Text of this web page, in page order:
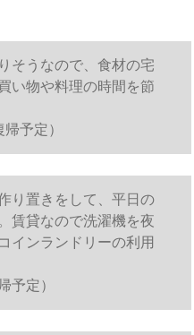
そうなので、食材の宅
い物や料理の時間を節
予定）
り置きをして、平日の
賃貸なので洗濯機を夜
インランドリーの利用
予定）